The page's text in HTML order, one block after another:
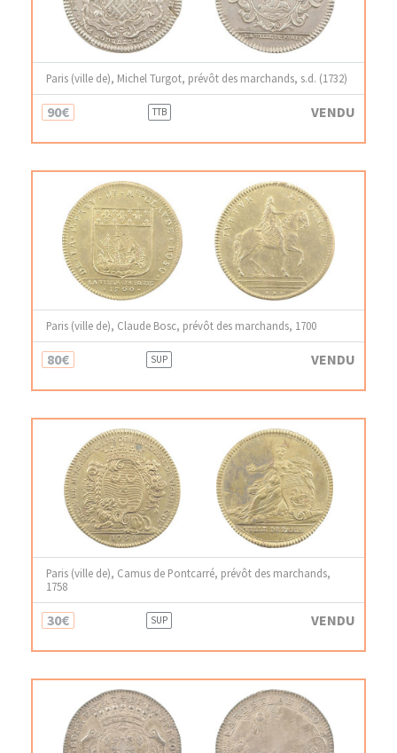
Paris (ville de), Michel Turgot, prévôt des marchands, s.d. (1732)
90€ TTB VENDU
Paris (ville de), Claude Bosc, prévôt des marchands, 1700
80€ SUP VENDU
Paris (ville de), Camus de Pontcarré, prévôt des marchands,
1758
30€ SUP VENDU